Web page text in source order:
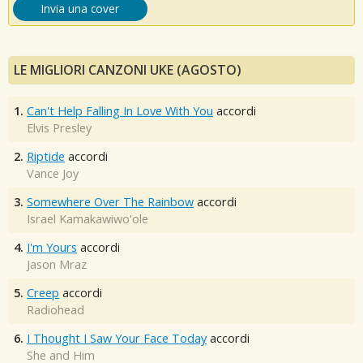
Invia una cover
LE MIGLIORI CANZONI UKE (AGOSTO)
1. Can't Help Falling In Love With You accordi
Elvis Presley
2. Riptide accordi
Vance Joy
3. Somewhere Over The Rainbow accordi
Israel Kamakawiwo'ole
4. I'm Yours accordi
Jason Mraz
5. Creep accordi
Radiohead
6. I Thought I Saw Your Face Today accordi
She and Him